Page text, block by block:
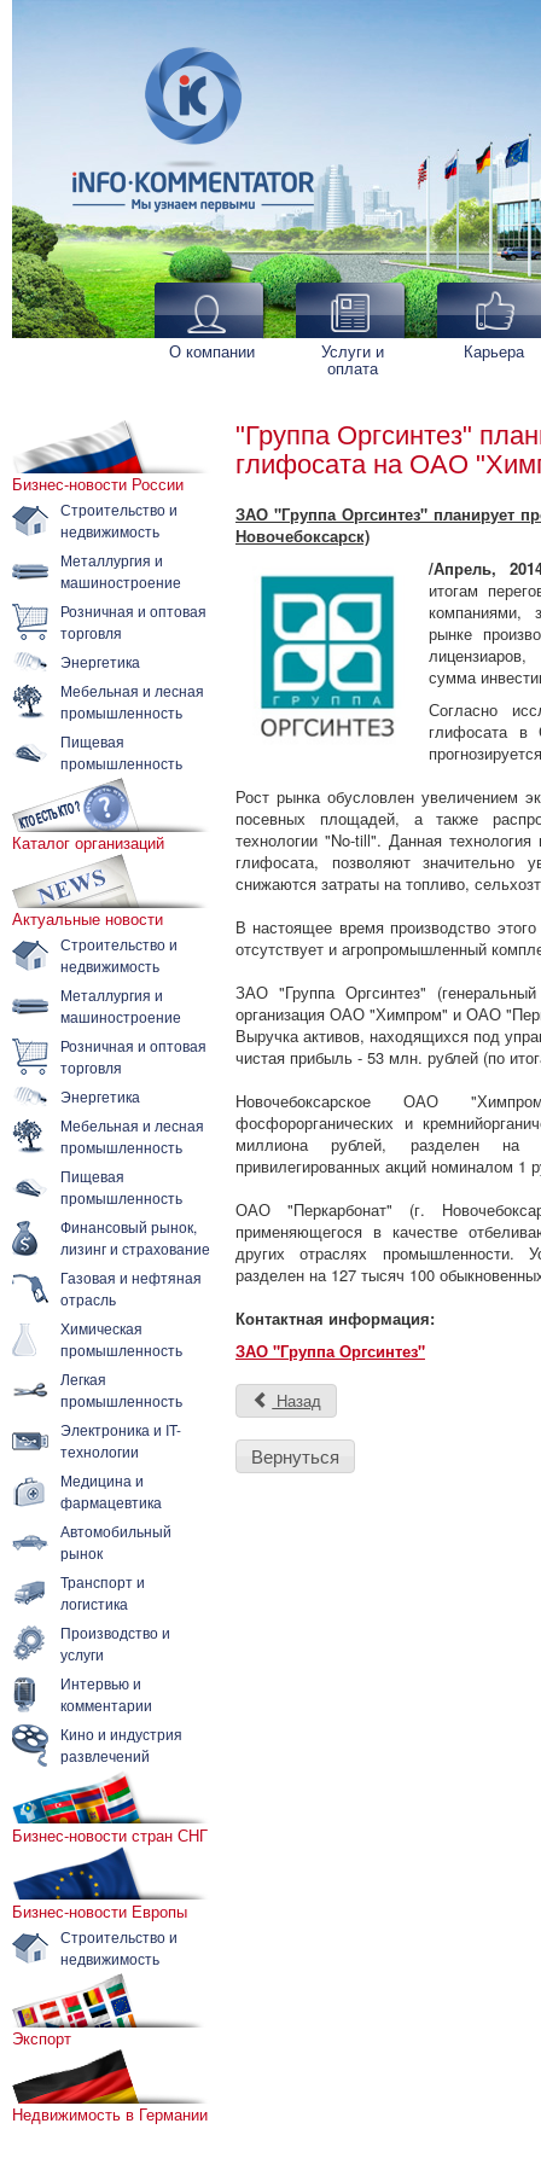
О компании Услуги и
оплата
Карьера
Бизнес-новости России
Строительство и
недвижимость
Металлургия и
машиностроение
Розничная и оптовая
торговля
Энергетика
Мебельная и лесная
промышленность
Пищевая
промышленность
Каталог организаций
Актуальные новости
Строительство и
недвижимость
Металлургия и
машиностроение
Розничная и оптовая
торговля
Энергетика
Мебельная и лесная
промышленность
Пищевая
промышленность
Финансовый рынок,
лизинг и страхование
Газовая и нефтяная
отрасль
Химическая
промышленность
Легкая
промышленность
Электроника и IT-
технологии
Медицина и
фармацевтика
Автомобильный
рынок
Транспорт и
логистика
Производство и
услуги
Интервью и
комментарии
Кино и индустрия
развлечений
Бизнес-новости стран СНГ
Бизнес-новости Европы
Строительство и
недвижимость
Экспорт
Недвижимость в Германии
"Группа Оргсинтез"
глифосата на ОАО
ЗАО "Группа Оргсинтез" планирует
Новочебоксарск)
/Апрель,
итогам
компаниями,
рынке
сумма
Согласно
глифосата
Рост рынка обусловлен увеличением
посевных площадей, а также
технологии "No-till". Данная
глифосата, позволяют значительно
снижаются затраты на топливо,
В настоящее время производство
отсутствует и агропромышленный
ЗАО "Группа Оргсинтез"
организация ОАО "Химпром" и ОАО
Выручка активов, находящихся под
чистая прибыль - 53 млн. рублей (по
Новочебоксарское ОАО
фосфорорганических и
миллиона рублей, разделен
привилегированных акций номиналом 1
ОАО "Перкарбонат" (г.
применяющегося в качестве
других отраслях промышленности.
разделен на 127 тысяч 100
Контактная информация:
ЗАО "Группа Оргсинтез"
Назад
Вернуться